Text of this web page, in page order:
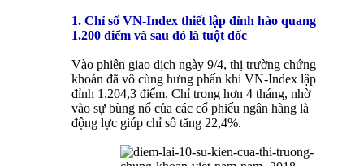
1. Chỉ số VN-Index thiết lập đỉnh hào quang
1.200 điểm và sau đó là tuột dốc
Vào phiên giao dịch ngày 9/4, thị trường chứng
khoán đã vô cùng hưng phấn khi VN-Index lập
đỉnh 1.204,3 điểm. Chỉ trong hơn 4 tháng, nhờ
vào sự bùng nổ của các cổ phiếu ngân hàng là
động lực giúp chỉ số tăng 22,4%.